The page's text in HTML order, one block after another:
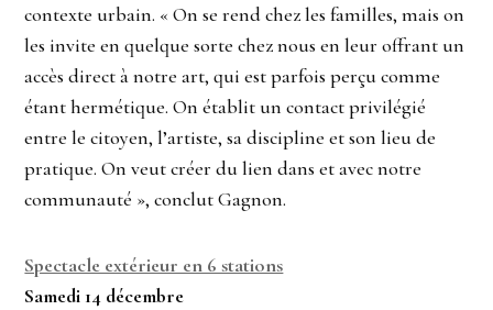
contexte urbain. « On se rend chez les familles, mais on
les invite en quelque sorte chez nous en leur offrant un
accès direct à notre art, qui est parfois perçu comme
étant hermétique. On établit un contact privilégié
entre le citoyen, l’artiste, sa discipline et son lieu de
pratique. On veut créer du lien dans et avec notre
communauté », conclut Gagnon.
Spectacle extérieur en 6 stations
Samedi 14 décembre